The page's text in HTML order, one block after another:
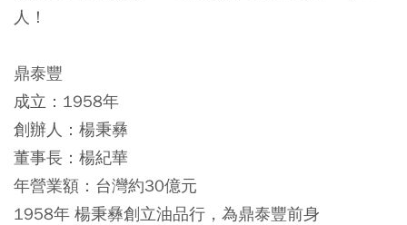
人！
鼎泰豐
成立：1958年
創辦人：楊秉彝
董事長：楊紀華
年營業額：台灣約30億元
1958年 楊秉彝創立油品行，為鼎泰豐前身